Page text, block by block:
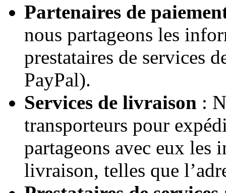
Partenaires de
nous partageons les
prestataires de services
PayPal).
Services de livraison :
transporteurs pour
partageons avec eux les
livraison, telles que